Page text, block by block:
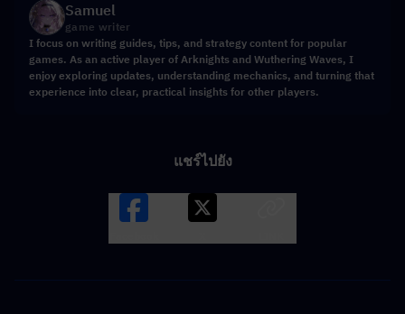
Samuel
game writer
I focus on writing guides, tips, and strategy content for popular
games. As an active player of Arknights and Wuthering Waves, I
enjoy exploring updates, understanding mechanics, and turning that
experience into clear, practical insights for other players.
แชร์ไปยัง